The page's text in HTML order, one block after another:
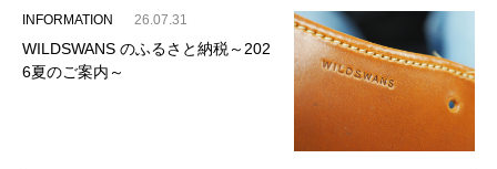
INFORMATION 26.07.31
WILDSWANS のふるさと納税～202
6夏のご案内～